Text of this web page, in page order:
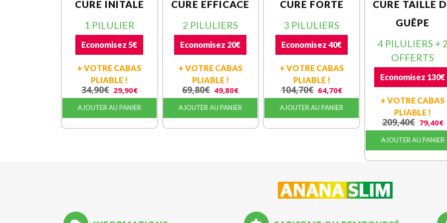
CURE INITALE
1 PILULIER
Economisez 5€
+ VOTRE CABAS
PLIABLE !
34,90€ 29,90€
AJOUTER AU PANIER
CURE EFFICACE
2 PILULIERS
Economisez 20€
+ VOTRE CABAS
PLIABLE !
69,80€ 49,80€
AJOUTER AU PANIER
CURE FORTE
3 PILULIERS
Economisez 40€
+ VOTRE CABAS
PLIABLE !
104,70€ 64,70€
AJOUTER AU PANIER
CURE TAILLE
GUÊPE
4 PILULIERS +
OFFERTS
Economisez 130€
+ VOTRE CABAS
PLIABLE !
209,40€ 79,40€
AJOUTER AU PANIER